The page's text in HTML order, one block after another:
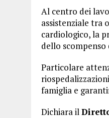
Al centro dei
assistenziale tra
cardiologico, la
dello
Particolare
famiglia e
Dichiara il